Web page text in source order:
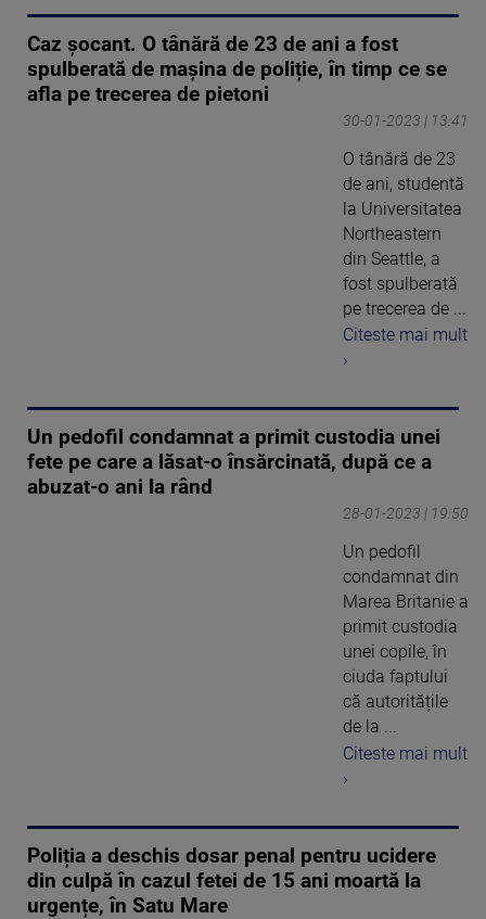
Caz șocant. O tânără de 23 de ani a fost
spulberată de mașina de poliție, în timp ce se
afla pe trecerea de pietoni
30-01-2023 | 13:41
O tânără de 23
de ani, studentă
la Universitatea
Northeastern
din Seattle, a
fost spulberată
pe trecerea de ...
Citeste mai mult
›
Un pedofil condamnat a primit custodia unei
fete pe care a lăsat-o însărcinată, după ce a
abuzat-o ani la rând
28-01-2023 | 19:50
Un pedofil
condamnat din
Marea Britanie a
primit custodia
unei copile, în
ciuda faptului
că autoritățile
de la ...
Citeste mai mult
›
Poliția a deschis dosar penal pentru ucidere
din culpă în cazul fetei de 15 ani moartă la
urgențe, în Satu Mare